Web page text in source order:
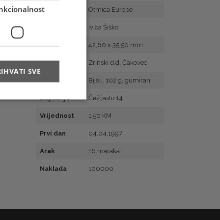
Motiv Otmica Europe
Ivica Šiško
Veličina 42,60 x 35,50 mm
Tisak Zrinski d.d. Čakovec
Papir Bijeli, 102 g, gumirani
Zupčanje Češljasto 14
Vrijednost 1,50 KM
Prvi dan 04.04.1997
Arak 16 maraka
Naklada 100000
SVE